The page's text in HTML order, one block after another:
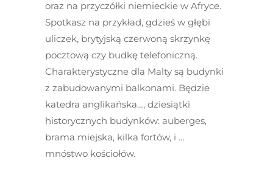
oraz na przyczółki niemieckie w Afryce.
Spotkasz na przykład, gdzieś w głębi
uliczek, brytyjską czerwoną skrzynkę
pocztową czy budkę telefoniczną.
Charakterystyczne dla Malty są budynki
z zabudowanymi balkonami. Będzie
katedra anglikańska…, dziesiątki
historycznych budynków: auberges,
brama miejska, kilka fortów, i …
mnóstwo kościołów.